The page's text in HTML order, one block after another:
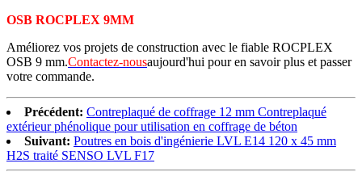
OSB ROCPLEX 9MM
Améliorez vos projets de construction avec le fiable ROCPLEX
OSB 9 mm.Contactez-nousaujourd'hui pour en savoir plus et passer
votre commande.
Précédent: Contreplaqué de coffrage 12 mm Contreplaqué
extérieur phénolique pour utilisation en coffrage de béton
Suivant: Poutres en bois d'ingénierie LVL E14 120 x 45 mm
H2S traité SENSO LVL F17